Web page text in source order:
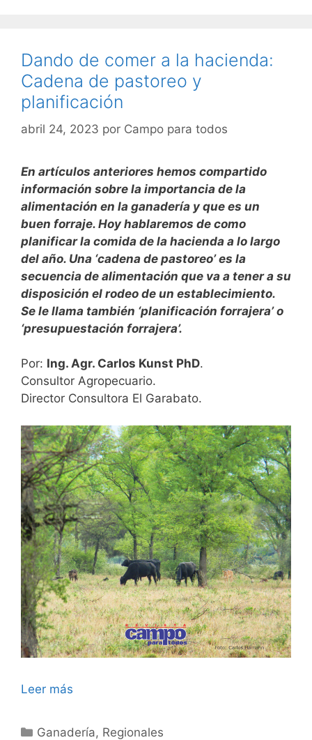
Dando de comer a la hacienda:
Cadena de pastoreo y
planificación
abril 24, 2023 por Campo para todos
En artículos anteriores hemos compartido
información sobre la importancia de la
alimentación en la ganadería y que es un
buen forraje. Hoy hablaremos de como
planificar la comida de la hacienda a lo largo
del año. Una ‘cadena de pastoreo’ es la
secuencia de alimentación que va a tener a su
disposición el rodeo de un establecimiento.
Se le llama también ‘planificación forrajera’ o
‘presupuestación forrajera’.
Por: Ing. Agr. Carlos Kunst PhD.
Consultor Agropecuario.
Director Consultora El Garabato.
Leer más
Categorías
Ganadería, Regionales